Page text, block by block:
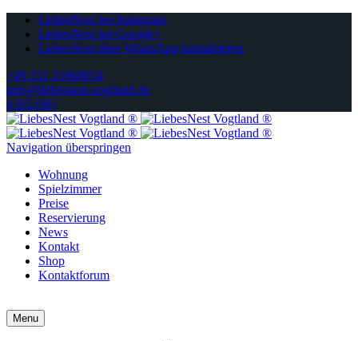
LiebesNest bei Instagram
LiebesNest bei Google+
LiebesNest über WhatsApp kontaktieren
+49 151 21668054
info@liebesnest-vogtland.de
4,9/5 (98)
Navigation überspringen
Wohnung
Spielzimmer
Preise
Reservierung
News
Kontakt
Shop
Kontaktforum
Menu